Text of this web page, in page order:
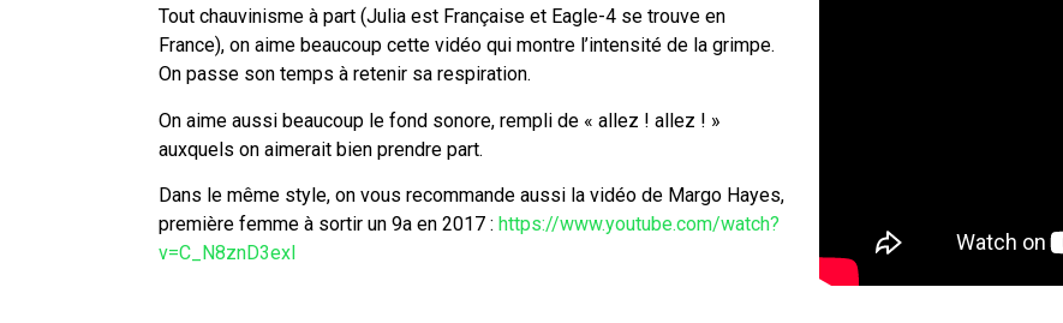
Tout chauvinisme à part (Julia est Française et Eagle-4 se trouve en
France), on aime beaucoup cette vidéo qui montre l’intensité de la grimpe.
On passe son temps à retenir sa respiration.
On aime aussi beaucoup le fond sonore, rempli de « allez ! allez ! »
auxquels on aimerait bien prendre part.
Dans le même style, on vous recommande aussi la vidéo de Margo Hayes,
première femme à sortir un 9a en 2017 : https://www.youtube.com/watch?
v=C_N8znD3exI